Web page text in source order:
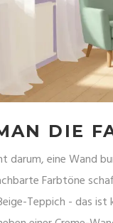
DIE
darum, eine Wand
Farbtöne
Teppich - das